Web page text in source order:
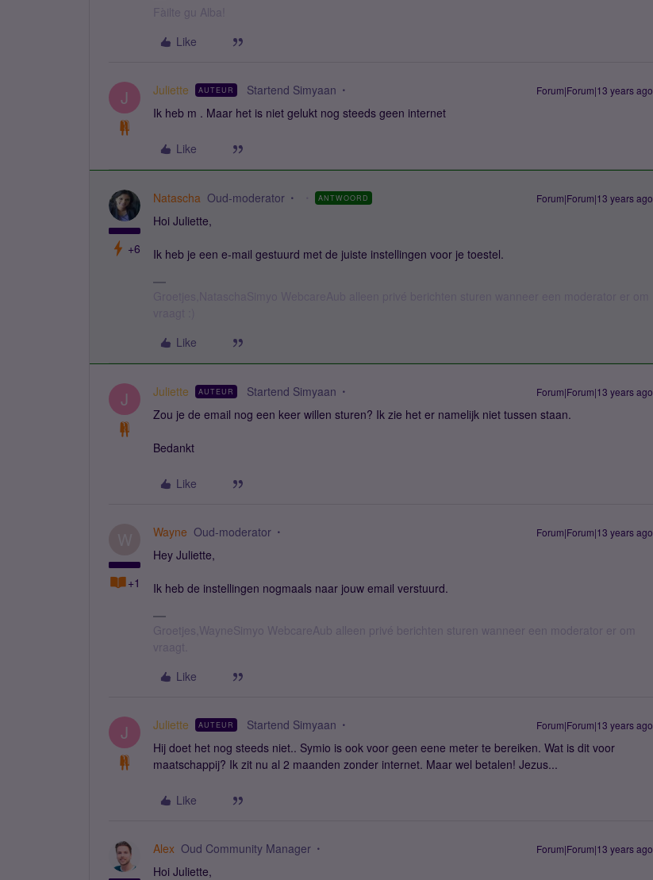
Fàilte gu Alba!
Like
J Juliette AUTEUR Startend Simyaan Forum|Forum|13 years ago
Ik heb m . Maar het is niet gelukt nog steeds geen internet
Like
+6
Natascha Oud-moderator ANTWOORD Forum|Forum|13 years ago
Hoi Juliette,
Ik heb je een e-mail gestuurd met de juiste instellingen voor je toestel.
Like
J Juliette AUTEUR Startend Simyaan Forum|Forum|13 years ago
Zou je de email nog een keer willen sturen? Ik zie het er namelijk niet tussen staan.
Bedankt
Like
+1
Wayne Oud-moderator Forum|Forum|13 years ago
Hey Juliette,
Ik heb de instellingen nogmaals naar jouw email verstuurd.
Groetjes,WayneSimyo WebcareAub alleen privé berichten sturen wanneer een moderator er om
vraagt.
Like
J Juliette AUTEUR Startend Simyaan Forum|Forum|13 years ago
Hij doet het nog steeds niet.. Symio is ook voor geen eene meter te bereiken. Wat is dit voor
maatschappij? Ik zit nu al 2 maanden zonder internet. Maar wel betalen! Jezus...
Like
Alex Oud Community Manager Forum|Forum|13 years ago
Hoi Juliette,